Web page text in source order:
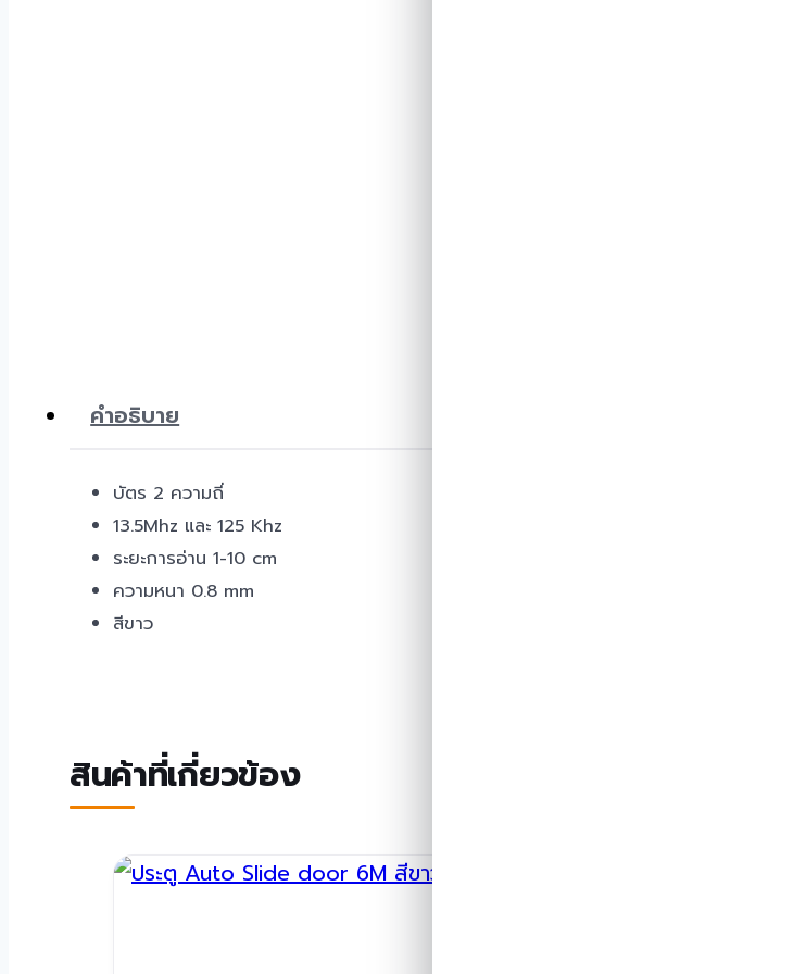
คำอธิบาย
บัตร 2 ความถี่
13.5Mhz และ 125 Khz
ระยะการอ่าน 1-10 cm
ความหนา 0.8 mm
สีขาว
สินค้าที่เกี่ยวข้อง